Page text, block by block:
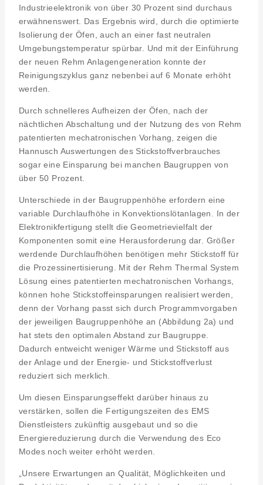
Industrieelektronik von über 30 Prozent sind durchaus
erwähnenswert. Das Ergebnis wird, durch die optimierte
Isolierung der Öfen, auch an einer fast neutralen
Umgebungstemperatur spürbar. Und mit der Einführung
der neuen Rehm Anlagengeneration konnte der
Reinigungszyklus ganz nebenbei auf 6 Monate erhöht
werden.
Durch schnelleres Aufheizen der Öfen, nach der
nächtlichen Abschaltung und der Nutzung des von Rehm
patentierten mechatronischen Vorhang, zeigen die
Hannusch Auswertungen des Stickstoffverbrauches
sogar eine Einsparung bei manchen Baugruppen von
über 50 Prozent.
Unterschiede in der Baugruppenhöhe erfordern eine
variable Durchlaufhöhe in Konvektionslötanlagen. In der
Elektronikfertigung stellt die Geometrievielfalt der
Komponenten somit eine Herausforderung dar. Größer
werdende Durchlaufhöhen benötigen mehr Stickstoff für
die Prozessinertisierung. Mit der Rehm Thermal System
Lösung eines patentierten mechatronischen Vorhangs,
können hohe Stickstoffeinsparungen realisiert werden,
denn der Vorhang passt sich durch Programmvorgaben
der jeweiligen Baugruppenhöhe an (Abbildung 2a) und
hat stets den optimalen Abstand zur Baugruppe.
Dadurch entweicht weniger Wärme und Stickstoff aus
der Anlage und der Energie- und Stickstoffverlust
reduziert sich merklich.
Um diesen Einsparungseffekt darüber hinaus zu
verstärken, sollen die Fertigungszeiten des EMS
Dienstleisters zukünftig ausgebaut und so die
Energiereduzierung durch die Verwendung des Eco
Modes noch weiter erhöht werden.
„Unsere Erwartungen an Qualität, Möglichkeiten und